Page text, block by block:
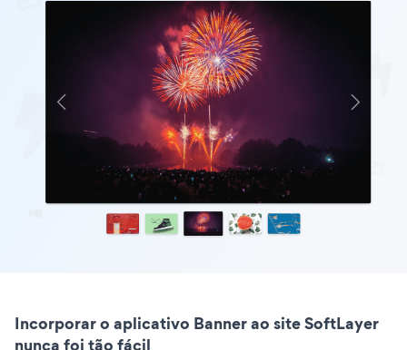
Incorporar o aplicativo Banner ao site SoftLayer
nunca foi tão fácil